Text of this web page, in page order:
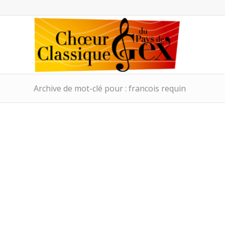
Archive de mot-clé pour : francois requin